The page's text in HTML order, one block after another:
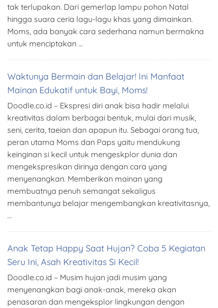
tak terlupakan. Dari gemerlap lampu pohon Natal
hingga suara ceria lagu-lagu khas yang dimainkan.
Moms, ada banyak cara sederhana namun bermakna
untuk menciptakan …
Waktunya Bermain dan Belajar! Ini Manfaat
Mainan Edukatif untuk Bayi, Moms!
Doodle.co.id – Ekspresi diri anak bisa hadir melalui
kreativitas dalam berbagai bentuk, mulai dari musik,
seni, cerita, taeian dan apapun itu. Sebagai orang tua,
peran utama Moms dan Paps yaitu mendukung
keinginan si kecil untuk mengeskplor dunia dan
mengekspresikan dirinya dengan cara yang
menyenangkan. Memberikan mainan yang
membuatnya penuh semangat sekaligus
membantunya belajar mengembangkan kreativitasnya,
…
Anak Tetap Happy Saat Hujan? Coba 5 Kegiatan
Seru Ini, Asah Kreativitas Si Kecil!
Doodle.co.id – Musim hujan jadi musim yang
menyenangkan bagi anak-anak, mereka akan
penasaran dan mengeksplor lingkungan dengan